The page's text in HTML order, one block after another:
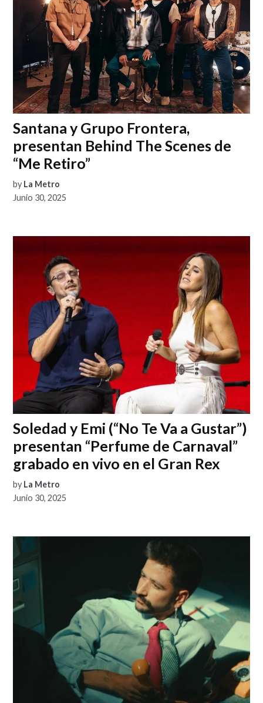
Santana y Grupo Frontera,
presentan Behind The Scenes de
“Me Retiro”
by La Metro
Junio 30, 2025
Soledad y Emi (“No Te Va a Gustar”)
presentan “Perfume de Carnaval”
grabado en vivo en el Gran Rex
by La Metro
Junio 30, 2025